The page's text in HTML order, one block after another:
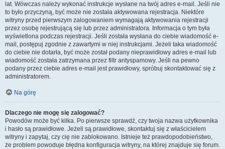
lat. Wówczas należy wykonać instrukcje wysłane na twój adres e-mail. Jeśli nie
to było przyczyną, być może nie została aktywowana rejestracja. Niektóre
witryny przed pierwszym zalogowaniem wymagają aktywowania rejestracji
przez osobę rejestrującą się lub przez administratora. Informacja o tym była
wyświetlona podczas rejestracji. Jeśli została wysłana do ciebie wiadomość e-
mail, postępuj zgodnie z zawartymi w niej instrukcjami. Jeżeli taka wiadomość
do ciebie nie dotarła, być może został podany nieprawidłowy adres e-mail lub
wiadomość została zatrzymana przez filtr antyspamowy. Jeśli na pewno
podany przez ciebie adres e-mail jest prawidłowy, spróbuj skontaktować się z
administratorem.
Na górę
Dlaczego nie mogę się zalogować?
Powodów może być kilka. Po pierwsze sprawdź, czy twoja nazwa użytkownika
i hasło są prawidłowe. Jeżeli są prawidłowe, skontaktuj się z właścicielem
witryny i zapytaj, czy cię nie zablokowano. Istnieje też prawdopodobieństwo,
że problem powoduje błędna konfiguracja witryny, na której znajduje się forum.